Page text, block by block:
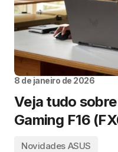
8 de janeiro de 2026
Veja tudo
Gaming F16
Novidades ASUS